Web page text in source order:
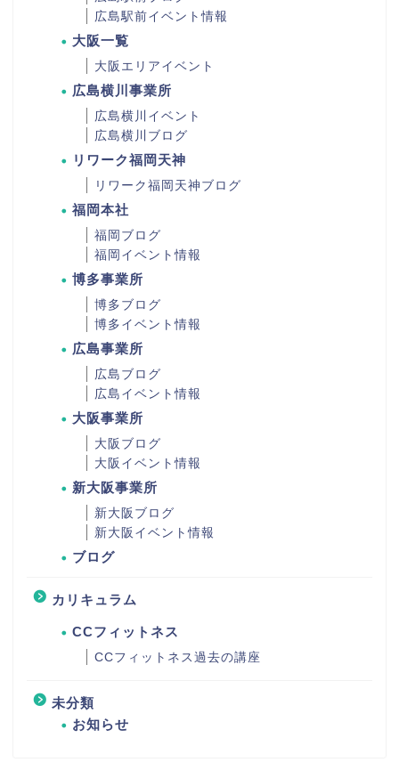
広島駅前イベント情報
大阪一覧
大阪エリアイベント
広島横川事業所
広島横川イベント
広島横川ブログ
リワーク福岡天神
リワーク福岡天神ブログ
福岡本社
福岡ブログ
福岡イベント情報
博多事業所
博多ブログ
博多イベント情報
広島事業所
広島ブログ
広島イベント情報
大阪事業所
大阪ブログ
大阪イベント情報
新大阪事業所
新大阪ブログ
新大阪イベント情報
ブログ
カリキュラム
CCフィットネス
CCフィットネス過去の講座
未分類
お知らせ